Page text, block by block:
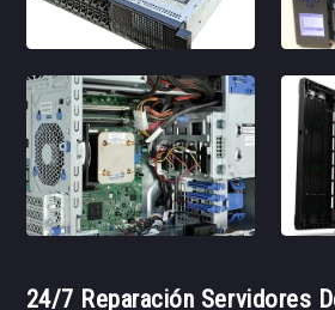
24/7 Reparación Servidores